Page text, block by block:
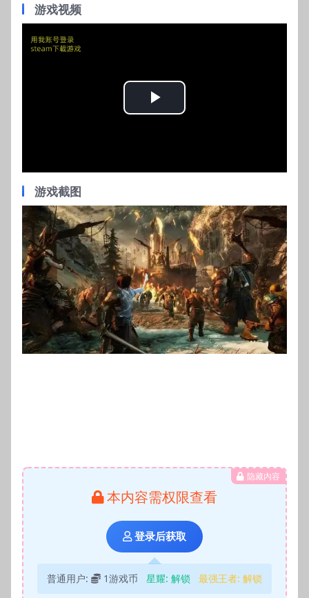
游戏视频
Play
游戏截图
隐藏内容
本内容需权限查看
登录后获取
普通用户: 1游戏币 星耀: 解锁 最强王者: 解锁